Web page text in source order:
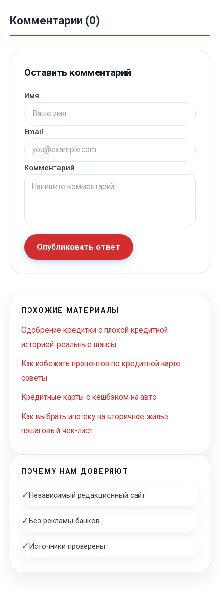
Комментарии (0)
Оставить комментарий
Имя
Email
Комментарий
Опубликовать ответ
ПОХОЖИЕ МАТЕРИАЛЫ
Одобрение кредитки с плохой кредитной
историей: реальные шансы
Как избежать процентов по кредитной карте:
советы
Кредитные карты с кешбэком на авто
Как выбрать ипотеку на вторичное жильё:
пошаговый чек-лист
ПОЧЕМУ НАМ ДОВЕРЯЮТ
✓Независимый редакционный сайт
✓Без рекламы банков
✓ Источники проверены